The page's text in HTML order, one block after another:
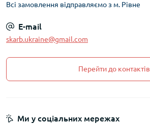
Всі замовлення відправляємо з м. Рівне
E-mail
skarb.ukraine@gmail.com
Перейти до контактів
Ми у соціальних мережах